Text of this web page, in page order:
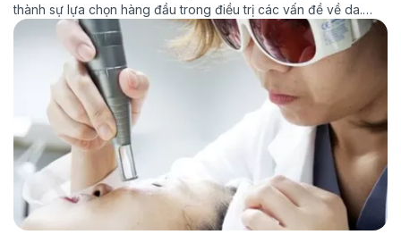
thành sự lựa chọn hàng đầu trong điều trị các vấn đề về da.
Bạn có thể dễ dàng tìm thấy cả trăm lý do nên lựa chọn […]